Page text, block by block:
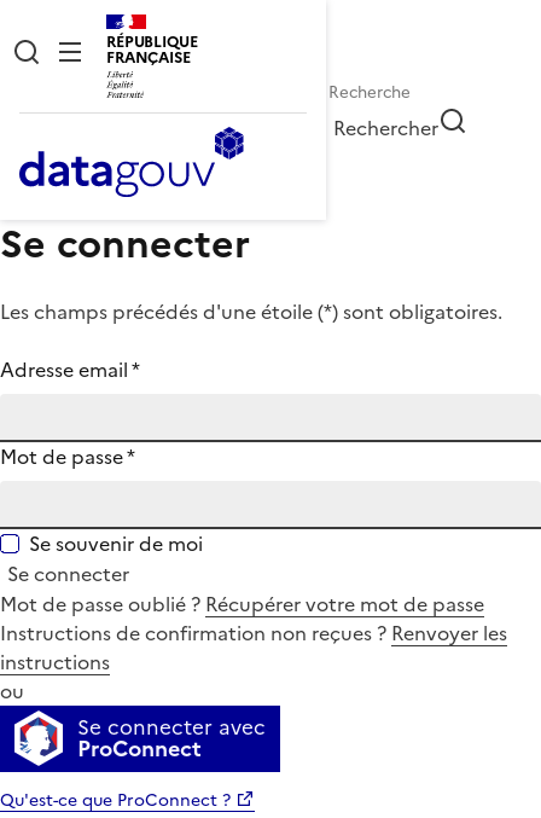
RÉPUBLIQUE
FRANÇAISE
Rechercher
Se connecter
Les champs précédés d'une étoile (*) sont obligatoires.
Adresse email*
Mot de passe*
Se souvenir de moi
Se connecter
Mot de passe oublié ? Récupérer votre mot de passe
Instructions de confirmation non reçues ? Renvoyer les
instructions
ou
Se connecter avec
ProConnect
Qu'est-ce que ProConnect ?